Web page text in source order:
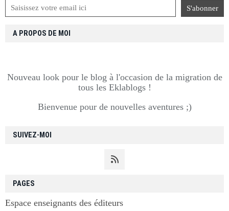
SUIVEZ-MOI
PAGES
Espace enseignants des éditeurs
A PROPOS DE MOI
Nouveau look pour le blog à l'occasion de la migration de
tous les Eklablogs !
Bienvenue pour de nouvelles aventures ;)